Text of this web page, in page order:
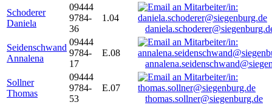
Schoderer
Daniela
09444
9784-
36
1.04
Seidenschwand
Annalena
09444
9784-
17
E.08
Sollner
Thomas
09444
9784-
53
E.07
thomas.sollner@siegenburg.de